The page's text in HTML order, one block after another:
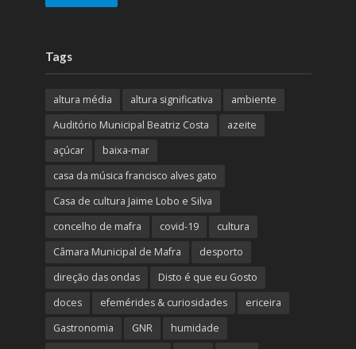
Tags
altura média altura significativa
ambiente
Auditório Municipal Beatriz Costa
azeite
açúcar
baixa-mar
casa da música francisco alves gato
Casa de cultura Jaime Lobo e Silva
concelho de mafra
covid-19
cultura
Câmara Municipal de Mafra
desporto
direção das ondas
Disto é que eu Gosto
doces
efemérides & curiosidades
ericeira
Gastronomia
GNR
humidade